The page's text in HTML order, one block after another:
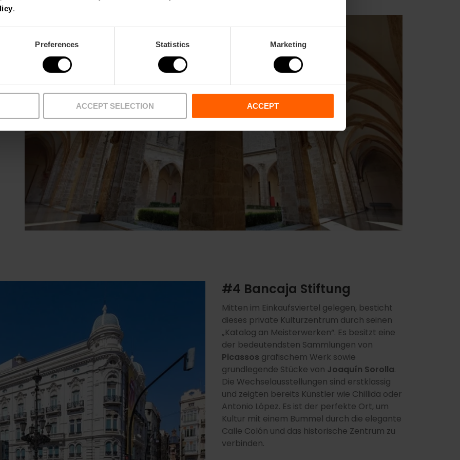
.
Preferences Statistics Marketing
ACCEPT SELECTION ACCEPT
#4 Bancaja Stiftung
Mitten im Einkaufsviertel gelegen, besticht
dieses private Kulturzentrum durch seinen
„Katalog an Meisterwerken“. Es besitzt eine
der bedeutendsten Sammlungen von
Picassos grafischem Werk sowie
grundlegende Stücke von Joaquín Sorolla.
Die Wechselausstellungen sind erstklassig
und zeigten bereits Künstler wie Chillida oder
Antonio López. Es ist der perfekte Ort, um
Kultur mit einem Bummel durch die elegante
Calle Colón und das historische Zentrum zu
verbinden.